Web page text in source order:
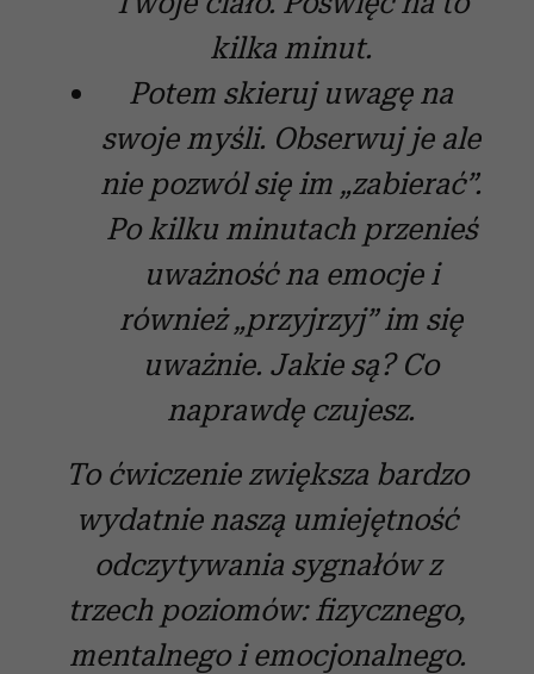
kilka minut.
Potem skieruj uwagę na
swoje myśli. Obserwuj je ale
nie pozwól się im „zabierać”.
Po kilku minutach przenieś
uważność na emocje i
również „przyjrzyj” im się
uważnie. Jakie są? Co
naprawdę czujesz.
To ćwiczenie zwiększa bardzo
wydatnie naszą umiejętność
odczytywania sygnałów z
trzech poziomów: fizycznego,
mentalnego i emocjonalnego.